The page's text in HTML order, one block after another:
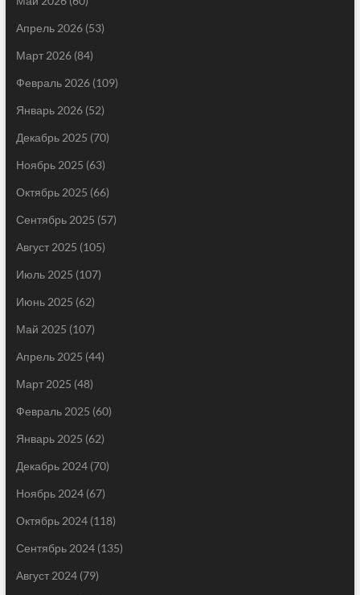
Апрель 2026(53)
Март 2026(84)
Февраль 2026(109)
Январь 2026(52)
Декабрь 2025 (70)
Ноябрь 2025 (63)
Октябрь 2025 (66)
Сентябрь 2025 (57)
Август 2025 (105)
Июль 2025 (107)
Июнь 2025 (62)
Май 2025 (107)
Апрель 2025 (44)
Март 2025 (48)
Февраль 2025 (60)
Январь 2025 (62)
Декабрь 2024(70)
Ноябрь 2024(67)
Октябрь 2024(118)
Сентябрь 2024(135)
Август 2024(79)